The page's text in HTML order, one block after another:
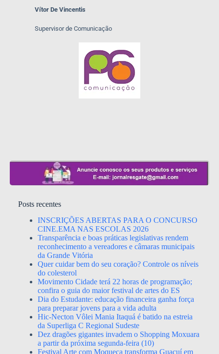
Vítor De Vincentis
Supervisor de Comunicação
Posts recentes
INSCRIÇÕES ABERTAS PARA O CONCURSO
CINE.EMA NAS ESCOLAS 2026
Transparência e boas práticas legislativas rendem
reconhecimento a vereadores e câmaras municipais
da Grande Vitória
Quer cuidar bem do seu coração? Controle os níveis
do colesterol
Movimento Cidade terá 22 horas de programação;
confira o guia do maior festival de artes do ES
Dia do Estudante: educação financeira ganha força
para preparar jovens para a vida adulta
Hic-Necton Vôlei Mania Itaquá é batido na estreia
da Superliga C Regional Sudeste
Dez dragões gigantes invadem o Shopping Moxuara
a partir da próxima segunda-feira (10)
Festival Arte com Moqueca transforma Guaçuí em